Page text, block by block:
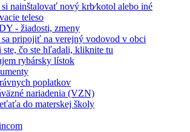
nainštalovať nový krb⁄kotol alebo iné
teleso
- žiadosti, zmeny
sa pripojiť na verejný vodovod v obci
ste, čo ste hľadali, kliknite tu
rybársky lístok
poplatkov
nariadenia (VZN)
do materskej školy